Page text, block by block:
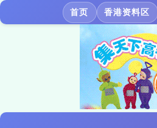
首页 香港资料区